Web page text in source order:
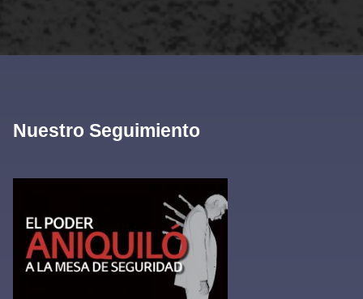
Nuestro Seguimiento